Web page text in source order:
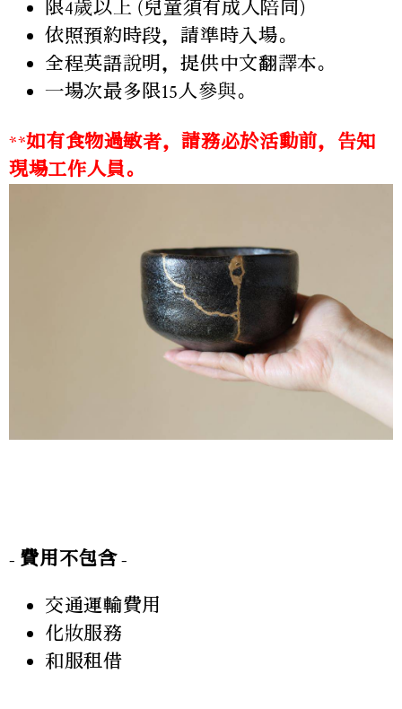
限4歲以上 (兒童須有成人陪同)
依照預約時段，請準時入場。
全程英語說明，提供中文翻譯本。
一場次最多限15人參與。
**如有食物過敏者，請務必於活動前，告知
現場工作人員。
- 費用不包含 -
交通運輸費用
化妝服務
和服租借